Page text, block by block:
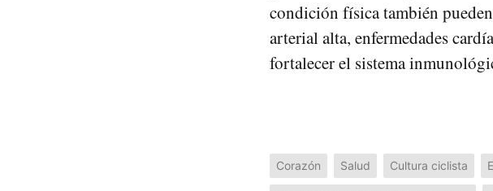
condición física también
arterial alta, enfermedades
fortalecer el sistema
Corazón Salud Cultura ciclista